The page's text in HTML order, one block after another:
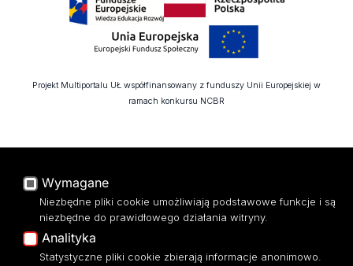
Projekt Multiportalu UŁ współfinansowany z funduszy Unii Europejskiej w
ramach konkursu NCBR
Wymagane
Niezbędne pliki cookie umożliwiają podstawowe funkcje i są
niezbędne do prawidłowego działania witryny.
Analityka
Statystyczne pliki cookie zbierają informacje anonimowo.